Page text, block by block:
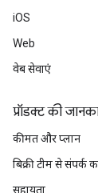
iOS
Web
वेब सेवाएं
प्रॉडक्ट की
कीमत और प्लान
बिक्री टीम से संपर्क
सहायता